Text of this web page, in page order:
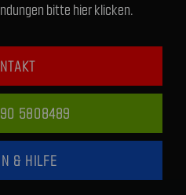
bitte hier klicken.
5808489
& HILFE